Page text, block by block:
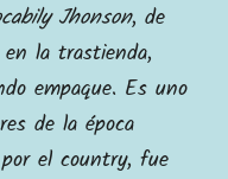
Jhonson, de
en la trastienda,
empaque. Es uno
de la época
el country, fue